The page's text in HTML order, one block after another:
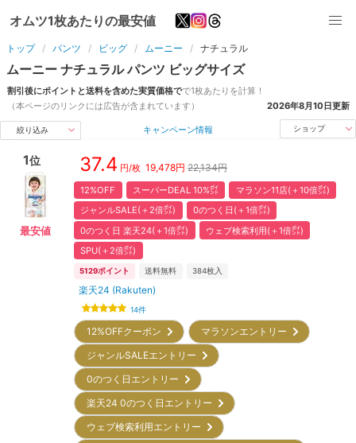
オムツ1枚あたりの最安値
トップ パンツ ビッグ ムーニー ナチュラル
ムーニー ナチュラルパンツ ビッグサイズ
割引後にポイントと送料を含めた実質価格でで1枚あたりを計算！
（本ページのリンクには広告が含まれています）
2026年8月10日更新
絞り込み キャンペーン情報 ショップ
1位
最安値
37.4 円/枚 19,478円 22,134円
12%OFF スーパーDEAL 10%㌽
マラソン11店(＋10倍㌽)
ジャンルSALE(＋2倍㌽)
0のつく日(＋1倍㌽)
0のつく日 楽天24(＋1倍㌽)
ウェブ検索利用(＋1倍㌽)
SPU(＋2倍㌽)
5129ポイント 送料無料 384枚入
楽天24 (Rakuten)
14件
12%OFFクーポン
マラソンエントリー
ジャンルSALEエントリー
0のつく日エントリー
楽天24 0のつく日エントリー
ウェブ検索利用エントリー